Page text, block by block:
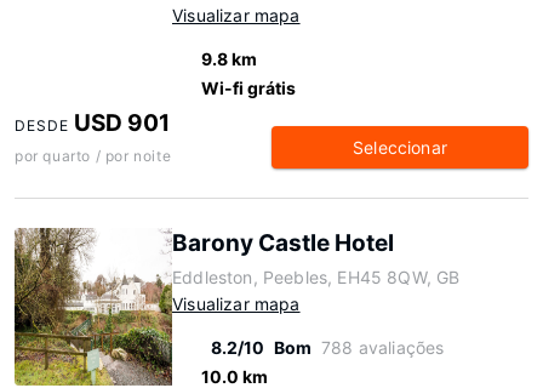
Visualizar mapa
9.8 km
Wi-fi grátis
DESDE USD 901
por quarto / por noite Seleccionar
Barony Castle Hotel
Eddleston, Peebles, EH45 8QW, GB
Visualizar mapa
8.2/10 Bom 788 avaliações
10.0 km